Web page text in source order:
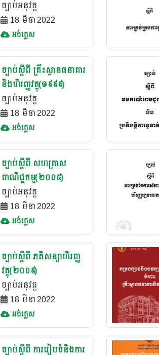
ច្បាប់ស្តី ការរៀបចំនិងការ
ប្រព្រឹត្តនៃ ធនាគារជាតិនៃ
កម្ពុជា(២០០៦)
ច្បាប់អនុវត្ត
18 មីនា 2022
អង់គ្លេស
ច្បាប់ស្តីពី គ្រឹះស្ថានធនាគារ
និងហិរញ្ញវត្ថុ(១៩៩៩)
ច្បាប់អនុវត្ត
18 មីនា 2022
អង់គ្លេស
ច្បាប់ស្តីពី សហគ្រាស
ពាណិជ្ជកម្ម(២០០៥)
ច្បាប់អនុវត្ត
18 មីនា 2022
អង់គ្លេស
ច្បាប់ស្តីពី ភតិសន្យាហិរញ្ញ
វត្ថុ(២០០៩)
ច្បាប់អនុវត្ត
18 មីនា 2022
អង់គ្លេស
ច្បាប់ស្តីពី ការរៀបចំនិងការ